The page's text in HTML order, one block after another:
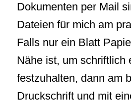
Dokumenten per Mail
Dateien für mich am
Falls nur ein Blatt
Nähe ist, um schriftlich
festzuhalten, dann am
Druckschrift und mit